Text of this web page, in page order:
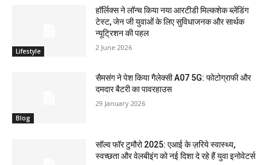
Lifestyle
हॉर्लिक्स ने लॉन्च किया नया आरटीडी मिल्कशेक ब्लेंडिंग
टेस्ट, जेन जी युवाओं के लिए सुविधाजनक और सार्थक
न्यूट्रिशन की पहल
2 June 2026
Blog
सैमसंग ने पेश किया गैलेक्सी A07 5G: फोटोग्राफी और
दमदार बैटरी का पावरहाउस
29 January 2026
सॉल्व फॉर टुमौरो 2025: एआई के ज़रिये स्वास्थ्य,
स्वच्छता और वेलबीइंग को नई दिशा दे रहे हैं युवा इनोवेटर्स